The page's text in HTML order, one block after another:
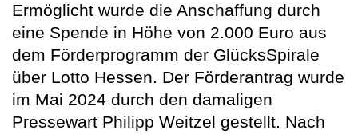
Ermöglicht wurde die Anschaffung durch
eine Spende in Höhe von 2.000 Euro aus
dem Förderprogramm der GlücksSpirale
über Lotto Hessen. Der Förderantrag wurde
im Mai 2024 durch den damaligen
Pressewart Philipp Weitzel gestellt. Nach